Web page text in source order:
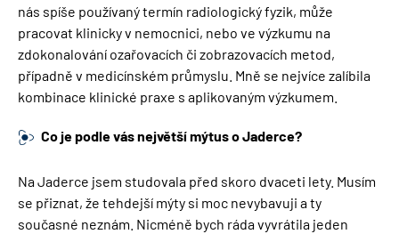
nás spíše používaný termín radiologický fyzik, může
pracovat klinicky v nemocnici, nebo ve výzkumu na
zdokonalování ozařovacích či zobrazovacích metod,
případně v medicínském průmyslu. Mně se nejvíce zalíbila
kombinace klinické praxe s aplikovaným výzkumem.
Co je podle vás největší mýtus o Jaderce?
Na Jaderce jsem studovala před skoro dvaceti lety. Musím
se přiznat, že tehdejší mýty si moc nevybavuji a ty
současné neznám. Nicméně bych ráda vyvrátila jeden